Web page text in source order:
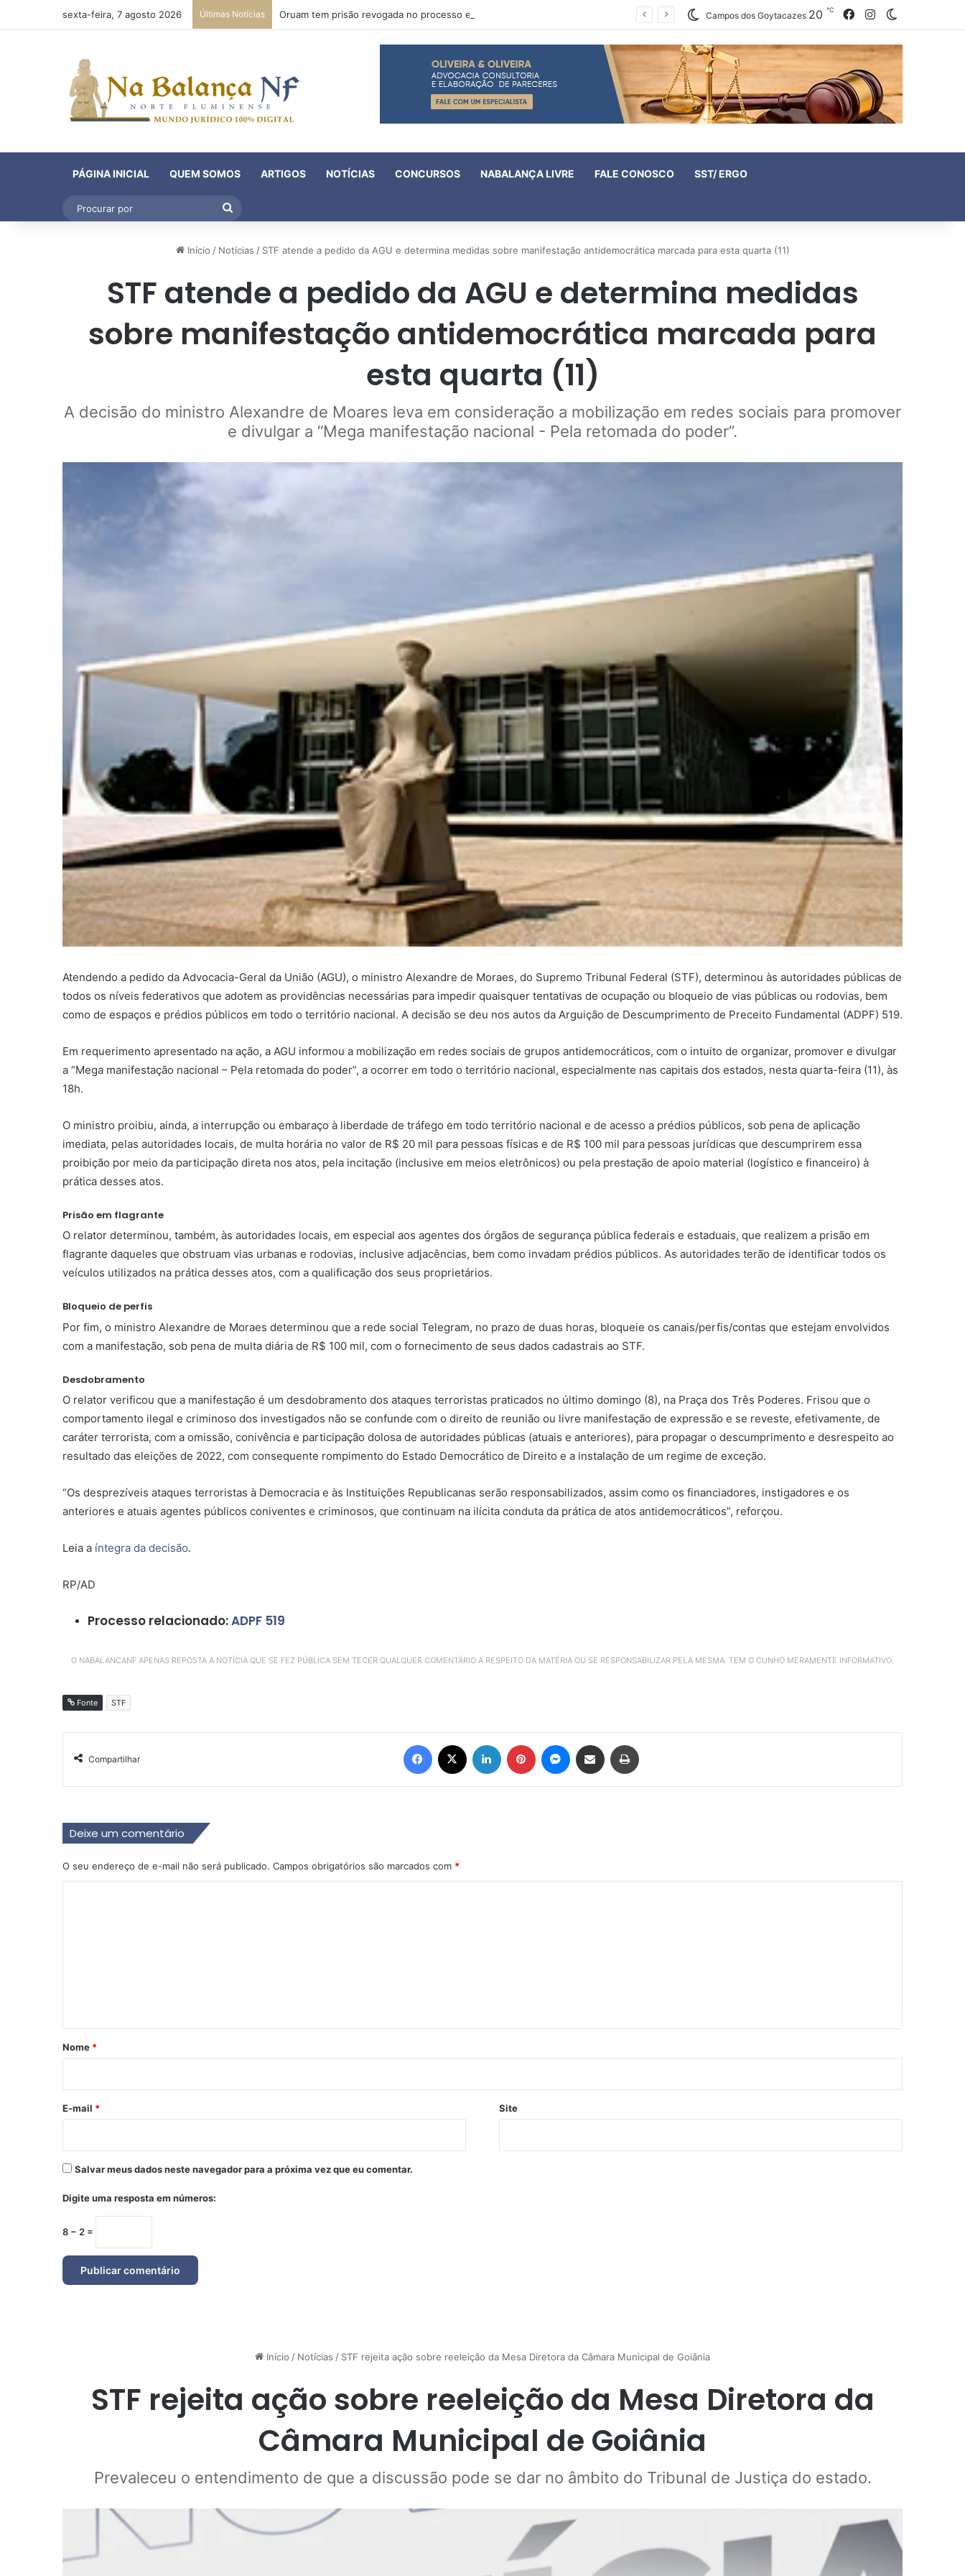
sexta-feira, 7 agosto 2026 Últimas Notícias Campos dos Goytacazes 20 ℃ FacebookInstagram
PÁGINA INICIAL QUEM SOMOS ARTIGOS NOTÍCIAS CONCURSOS NABALANÇA LIVRE FALE CONOSCO SST/ ERGO
Início / Notícias / STF atende a pedido da AGU e determina medidas sobre manifestação antidemocrática marcada para esta quarta (11)
STF atende a pedido da AGU e determina medidas
sobre manifestação antidemocrática marcada para
esta quarta (11)
A decisão do ministro Alexandre de Moares leva em consideração a mobilização em redes sociais para promover
e divulgar a “Mega manifestação nacional - Pela retomada do poder”.
Atendendo a pedido da Advocacia-Geral da União (AGU), o ministro Alexandre de Moraes, do Supremo Tribunal Federal (STF), determinou às autoridades públicas de
todos os níveis federativos que adotem as providências necessárias para impedir quaisquer tentativas de ocupação ou bloqueio de vias públicas ou rodovias, bem
como de espaços e prédios públicos em todo o território nacional. A decisão se deu nos autos da Arguição de Descumprimento de Preceito Fundamental (ADPF) 519.
Em requerimento apresentado na ação, a AGU informou a mobilização em redes sociais de grupos antidemocráticos, com o intuito de organizar, promover e divulgar
a “Mega manifestação nacional – Pela retomada do poder”, a ocorrer em todo o território nacional, especialmente nas capitais dos estados, nesta quarta-feira (11), às
18h.
O ministro proibiu, ainda, a interrupção ou embaraço à liberdade de tráfego em todo território nacional e de acesso a prédios públicos, sob pena de aplicação
imediata, pelas autoridades locais, de multa horária no valor de R$ 20 mil para pessoas físicas e de R$ 100 mil para pessoas jurídicas que descumprirem essa
proibição por meio da participação direta nos atos, pela incitação (inclusive em meios eletrônicos) ou pela prestação de apoio material (logístico e financeiro) à
prática desses atos.
Prisão em flagrante
O relator determinou, também, às autoridades locais, em especial aos agentes dos órgãos de segurança pública federais e estaduais, que realizem a prisão em
flagrante daqueles que obstruam vias urbanas e rodovias, inclusive adjacências, bem como invadam prédios públicos. As autoridades terão de identificar todos os
veículos utilizados na prática desses atos, com a qualificação dos seus proprietários.
Bloqueio de perfis
Por fim, o ministro Alexandre de Moraes determinou que a rede social Telegram, no prazo de duas horas, bloqueie os canais/perfis/contas que estejam envolvidos
com a manifestação, sob pena de multa diária de R$ 100 mil, com o fornecimento de seus dados cadastrais ao STF.
Desdobramento
O relator verificou que a manifestação é um desdobramento dos ataques terroristas praticados no último domingo (8), na Praça dos Três Poderes. Frisou que o
comportamento ilegal e criminoso dos investigados não se confunde com o direito de reunião ou livre manifestação de expressão e se reveste, efetivamente, de
caráter terrorista, com a omissão, conivência e participação dolosa de autoridades públicas (atuais e anteriores), para propagar o descumprimento e desrespeito ao
resultado das eleições de 2022, com consequente rompimento do Estado Democrático de Direito e a instalação de um regime de exceção.
“Os desprezíveis ataques terroristas à Democracia e às Instituições Republicanas serão responsabilizados, assim como os financiadores, instigadores e os
anteriores e atuais agentes públicos coniventes e criminosos, que continuam na ilícita conduta da prática de atos antidemocráticos”, reforçou.
Leia a íntegra da decisão.
RP/AD
Processo relacionado:ADPF 519
O NABALANCANF APENAS REPOSTA A NOTÍCIA QUE SE FEZ PÚBLICA SEM TECER QUALQUER COMENTÁRIO A RESPEITO DA MATÉRIA OU SE RESPONSABILIZAR PELA MESMA. TEM O CUNHO MERAMENTE INFORMATIVO.
Fonte STF
Compartilhar
Deixe um comentário
O seu endereço de e-mail não será publicado. Campos obrigatórios são marcados com *
r
*
Nome *
E-mail * Site
Salvar meus dados neste navegador para a próxima vez que eu comentar.
Digite uma resposta em números:
8 − 2 =